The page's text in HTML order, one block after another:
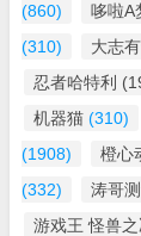
(860)
哆啦A
(310)
大志
忍者哈特利
机器猫 (310)
(1908)
橙心
(332)
涛哥
游戏王 怪兽